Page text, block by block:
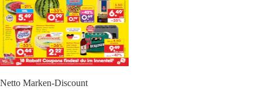
Netto Marken-Discount